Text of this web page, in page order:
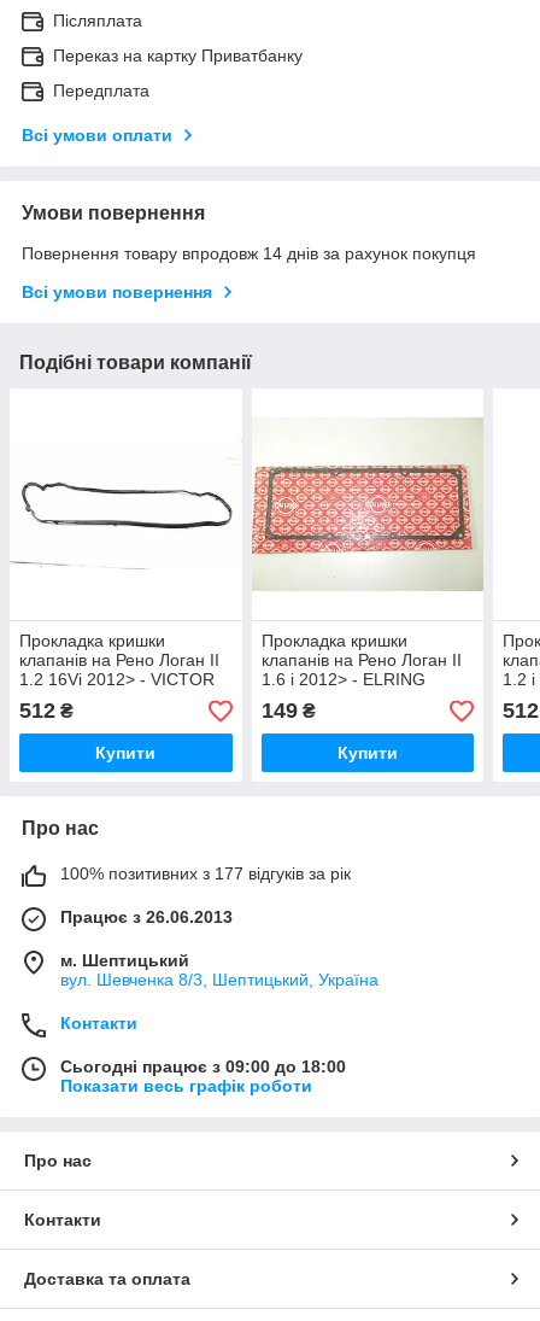
Післяплата
Переказ на картку Приватбанку
Передплата
Всі умови оплати
Умови повернення
Повернення товару впродовж 14 днів за рахунок покупця
Всі умови повернення
Подібні товари компанії
Прокладка кришки
клапанів на Рено Логан II
1.2 16Vi 2012> - VICTOR
REINZ(Німеччина)
713791200
512 ₴
Купити
Прокладка кришки
клапанів на Рено Логан II
1.6 i 2012> - ELRING
(Німеччина) 486770
149₴
Купити
1.2 i
512
Про нас
100% позитивних з 177 відгуків за рік
Працює з 26.06.2013
м. Шептицький
вул. Шевченка 8/3, Шептицький, Україна
Контакти
Сьогодні працює з 09:00 до 18:00
Показати весь графік роботи
Про нас
Контакти
Доставка та оплата